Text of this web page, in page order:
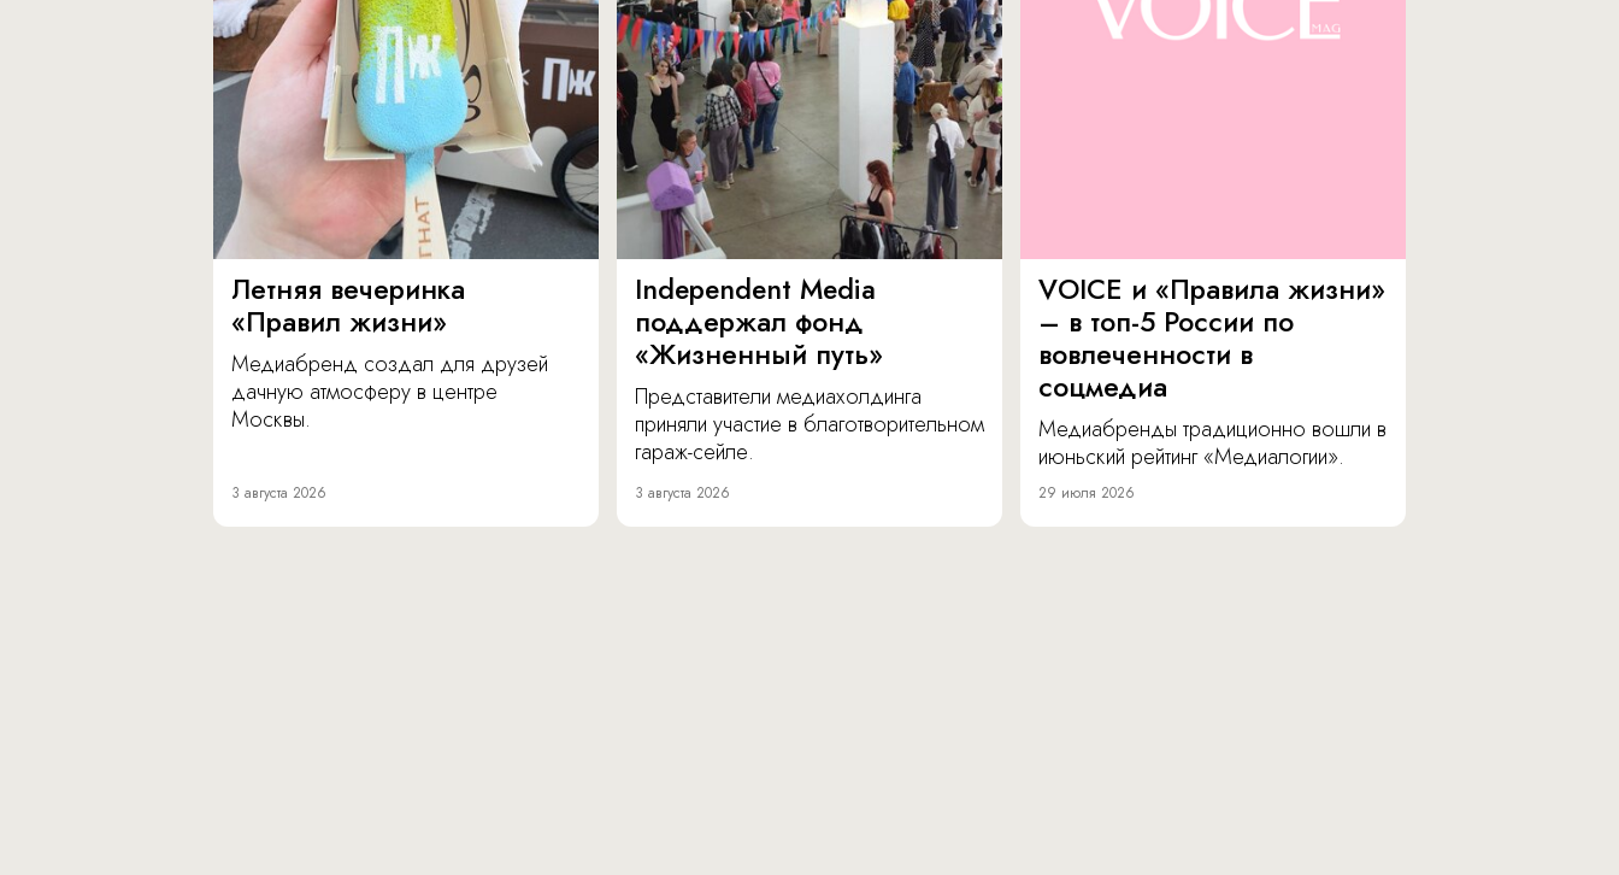
Летняя вечеринка
«Правил жизни»
Медиабренд создал для друзей
дачную атмосферу в центре
Москвы.
3 августа 2026
Independent Media
поддержал фонд
«Жизненный путь»
Представители медиахолдинга
приняли участие в благотворительном
гараж-сейле.
3 августа 2026
VOICE и «Правила жизни»
– в топ-5 России по
вовлеченности в
соцмедиа
Медиабренды традиционно вошли в
июньский рейтинг «Медиалогии».
29 июля 2026